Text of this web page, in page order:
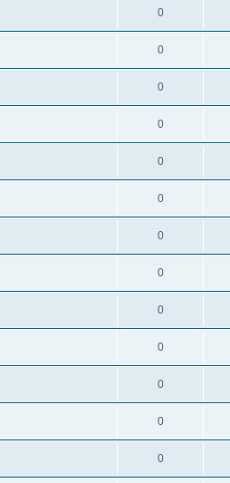
0
0
0
0
0
0
0
0
0
0
0
0
0